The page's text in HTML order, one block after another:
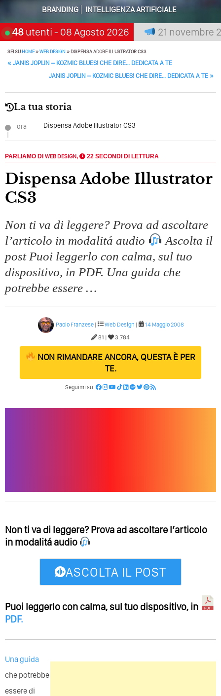
Solo Rumore…
Perché Non Guadagni Sui Social Media? Probabilmente
Tutto Peggiorerà
Quali Sono Gli Errori Della Comunicazione Politica? Il
Caso Delle Braccia Incrociate
L’Accademia Del Wedding
BRANDING
INTELLIGENZA ARTIFICIALE
48 utenti - 08 Agosto 2026
chi aspetta, scegli: 21 novembre 2026
SEI SUHOME»WEB DESIGN»DISPENSA ADOBE ILLUSTRATOR CS3
POST NAVIGATION
« JANIS JOPLIN – KOZMIC BLUES! CHE DIRE… DEDICATA A TE
JANIS JOPLIN – KOZMIC BLUES! CHE DIRE… DEDICATA A TE »
La tua storia
ora Dispensa Adobe Illustrator CS3
PARLIAMO DI WEB DESIGN, 22 SECONDI DI LETTURA
Dispensa Adobe Illustrator
CS3
Non ti va di leggere? Prova ad ascoltare
l’articolo in modalitá audio
Ascolta il
post Puoi leggerlo con calma, sul tuo
dispositivo, in PDF. Una guida che
potrebbe essere …
Paolo Franzese | Web Design |
14 Maggio 2008
81 |
3.784
NON RIMANDARE ANCORA, QUESTA È PER
TE.
Seguimi su:
Non ti va di leggere? Prova ad ascoltare l’articolo
in modalitá audio
ASCOLTA IL POST
Puoi leggerlo con calma, sul tuo dispositivo, in
PDF.
Una guida
che potrebbe
essere di